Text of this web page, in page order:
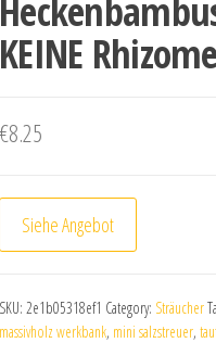
KEINE Rhizome
€8.25
Siehe Angebot
SKU: 2e1b05318ef1 Category: Sträucher
massivholz werkbank, mini salzstreuer,